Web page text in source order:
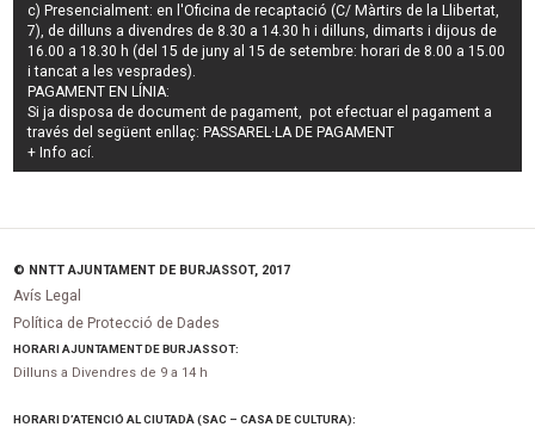
c) Presencialment: en l'Oficina de recaptació (C/ Màrtirs de la Llibertat,
7), de dilluns a divendres de 8.30 a 14.30 h i dilluns, dimarts i dijous de
16.00 a 18.30 h (del 15 de juny al 15 de setembre: horari de 8.00 a 15.00
i tancat a les vesprades).
PAGAMENT EN LÍNIA:
Si ja disposa de document de pagament, pot efectuar el pagament a
través del següent enllaç: PASSAREL·LA DE PAGAMENT
+ Info ací.
© NNTT AJUNTAMENT DE BURJASSOT, 2017
Avís Legal
Política de Protecció de Dades
HORARI AJUNTAMENT DE BURJASSOT:
Dilluns a Divendres de 9 a 14 h
HORARI D’ATENCIÓ AL CIUTADÀ (SAC – CASA DE CULTURA):